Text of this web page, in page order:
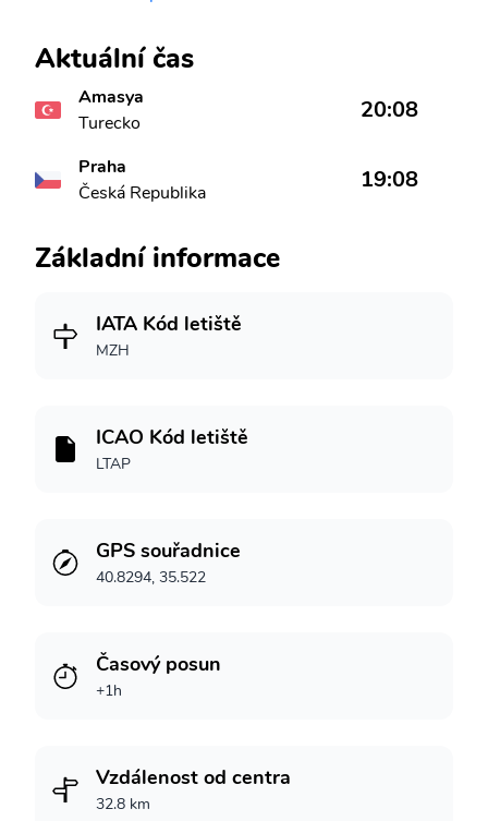
Aktuální čas
Amasya
Turecko
20:08
Praha
Česká Republika
19:08
Základní informace
IATA Kód letiště
MZH
ICAO Kód letiště
LTAP
GPS souřadnice
40.8294, 35.522
Časový posun
+1h
Vzdálenost od centra
32.8 km